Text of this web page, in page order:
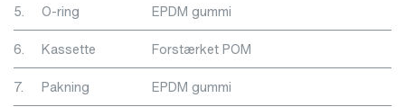
5.
O-ring
EPDM gummi
6.
Kassette
Forstærket POM
7.
Pakning
EPDM gummi